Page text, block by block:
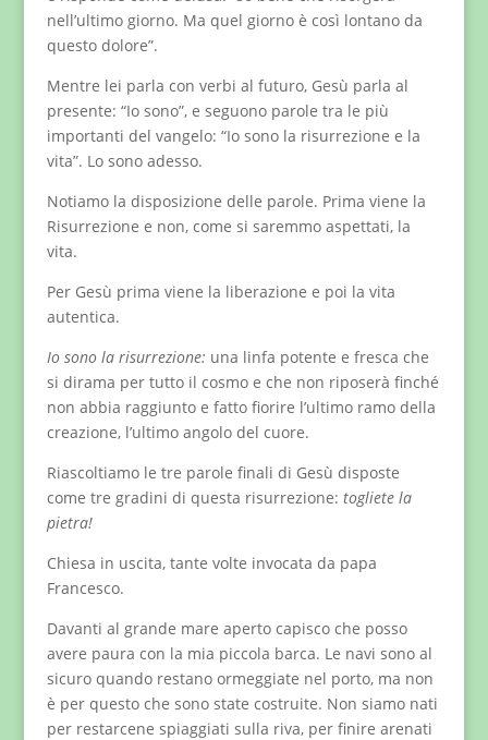
nell’ultimo giorno. Ma quel giorno è così lontano da
questo dolore”.
Mentre lei parla con verbi al futuro, Gesù parla al
presente: “Io sono”, e seguono parole tra le più
importanti del vangelo: “Io sono la risurrezione e la
vita”. Lo sono adesso.
Notiamo la disposizione delle parole. Prima viene la
Risurrezione e non, come si saremmo aspettati, la
vita.
Per Gesù prima viene la liberazione e poi la vita
autentica.
Io sono la risurrezione: una linfa potente e fresca che
si dirama per tutto il cosmo e che non riposerà finché
non abbia raggiunto e fatto fiorire l’ultimo ramo della
creazione, l’ultimo angolo del cuore.
Riascoltiamo le tre parole finali di Gesù disposte
come tre gradini di questa risurrezione: togliete la
pietra!
Chiesa in uscita, tante volte invocata da papa
Francesco.
Davanti al grande mare aperto capisco che posso
avere paura con la mia piccola barca. Le navi sono al
sicuro quando restano ormeggiate nel porto, ma non
è per questo che sono state costruite. Non siamo nati
per restarcene spiaggiati sulla riva, per finire arenati